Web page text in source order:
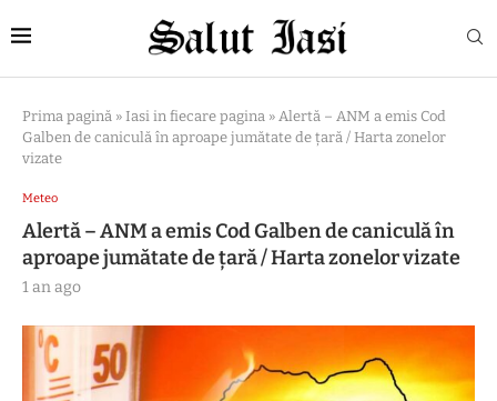
Prima pagină » Iasi in fiecare pagina » Alertă – ANM a emis Cod
Galben de caniculă în aproape jumătate de țară / Harta zonelor
vizate
Meteo
Alertă – ANM a emis Cod Galben de caniculă în
aproape jumătate de țară / Harta zonelor vizate
1 an ago